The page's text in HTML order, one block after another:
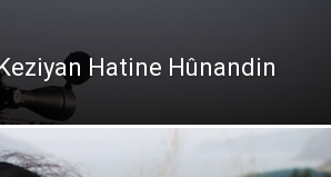
Hatine Hûnandin